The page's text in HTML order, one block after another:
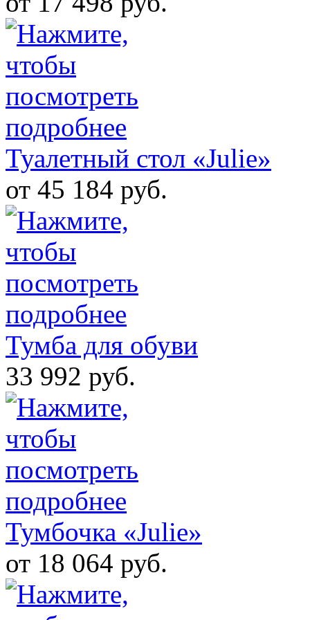
Туалетный стол «Julie»
от 45 184 руб.
Тумба для обуви
33 992 руб.
Тумбочка «Julie»
от 18 064 руб.